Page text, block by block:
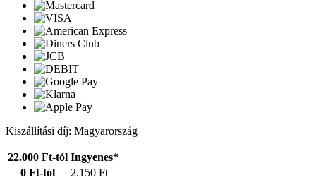
Kiszállítási díj: Magyarország
22.000 Ft-tól Ingyenes*
0 Ft-tól
2.150 Ft